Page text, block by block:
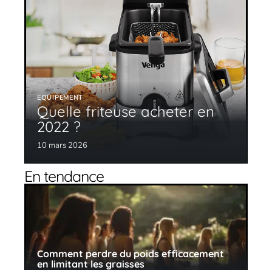
EQUIPEMENT
Quelle friteuse acheter en
2022 ?
10 mars 2026
En tendance
Comment perdre du poids efficacement
en limitant les graisses